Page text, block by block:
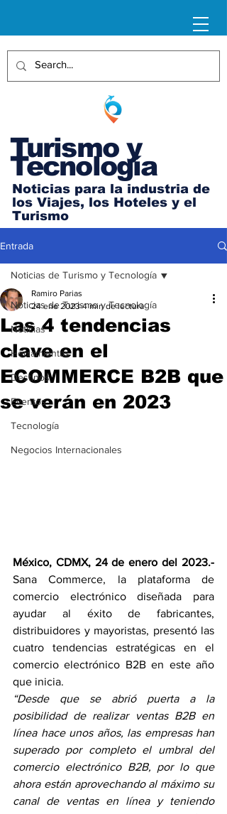
Turismo y
Tecnología
Noticias para la industria de
los Viajes, los Hoteles y el
Turismo
Entrada
Noticias de Turismo y Tecnología
Noticias
Herramientas
Destinos
Eventos
Tecnología
Negocios Internacionales
Noticias de Turismo y Tecnología
Las 4 tendencias
clave en el
ECOMMERCE B2B que
se verán en 2023
Ramiro Parias
24 ene 2023 4 min de lectura
México, CDMX, 24 de enero del 2023.-
Sana Commerce, la plataforma de
comercio electrónico diseñada para
ayudar al éxito de fabricantes,
distribuidores y mayoristas, presentó las
cuatro
tendencias estratégicas en el
comercio electrónico B2B en este año
que inicia.
“Desde que se abrió puerta a la
posibilidad de realizar ventas B2B en
línea hace unos años, las empresas han
superado por completo el umbral del
comercio electrónico B2B, por lo que
ahora están aprovechando al máximo su
canal de ventas en línea y teniendo